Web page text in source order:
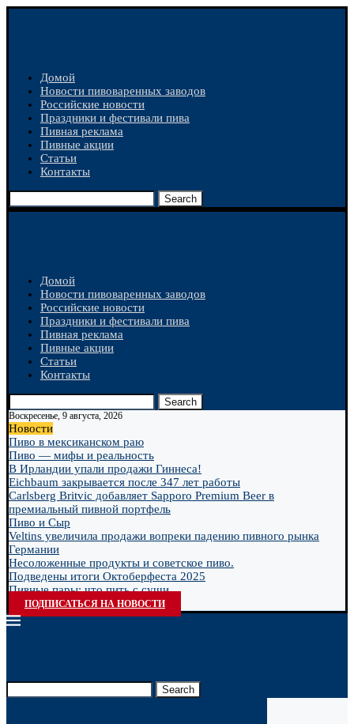
Домой
Новости пивоваренных заводов
Российские новости
Праздники и фестивали пива
Пивная реклама
Пивные акции
Статьи
Контакты
Search
Домой
Новости пивоваренных заводов
Российские новости
Праздники и фестивали пива
Пивная реклама
Пивные акции
Статьи
Контакты
Search
Воскресенье, 9 августа, 2026
Новости
Пиво в мексиканском раю
Пиво — мифы и реальность
В Ирландии упали продажи Гиннеса!
Eichbaum закрывается после 347 лет работы
Carlsberg Britvic добавляет Sapporo Premium Beer в
премиальный пивной портфель
Пиво и Сыр
Veltins увеличила продажи вопреки падению пивного рынка
Германии
Несоложенные продукты и советское пиво.
Подведены итоги Октоберфеста 2025
Пивные пары: что пить с суши
ПОДПИСАТЬСЯ НА НОВОСТИ
Search